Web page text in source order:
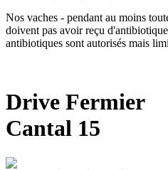
Nos vaches - pendant au moins
doivent pas avoir reçu
antibiotiques sont autorisés mais
Drive Fermier
Cantal 15